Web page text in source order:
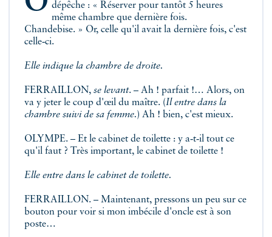
dépêche : « Réserver pour tantôt 5 heures
même chambre que dernière fois.
Chandebise. » Or, celle qu'il avait la dernière fois, c'est
celle‑ci.
Elle indique la chambre de droite.
FERRAILLON, se levant. – Ah ! parfait !… Alors, on
va y jeter le coup d'œil du maître. (Il entre dans la
chambre suivi de sa femme.) Ah ! bien, c'est mieux.
OLYMPE. – Et le cabinet de toilette : y a‑t‑il tout ce
qu'il faut ? Très important, le cabinet de toilette !
Elle entre dans le cabinet de toilette.
FERRAILLON. – Maintenant, pressons un peu sur ce
bouton pour voir si mon imbécile d'oncle est à son
poste…